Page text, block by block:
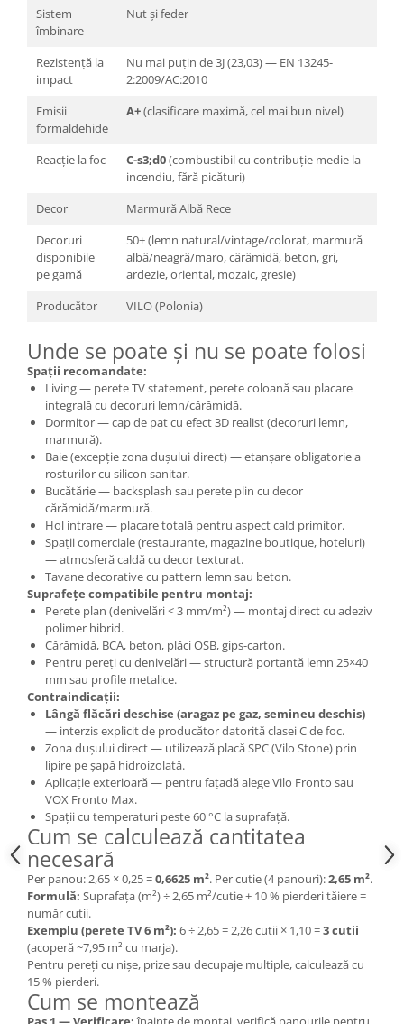
Sistem
îmbinare
Nut și feder
Rezistență la
impact
Nu mai puțin de 3J (23,03) — EN 13245-
2:2009/AC:2010
Emisii
formaldehide
A+(clasificare maximă, cel mai bun nivel)
Reacție la foc C-s3;d0(combustibil cu contribuție medie la
incendiu, fără picături)
Decor
Marmură Albă Rece
Decoruri
disponibile
pe gamă
50+ (lemn natural/vintage/colorat, marmură
albă/neagră/maro, cărămidă, beton, gri,
ardezie, oriental, mozaic, gresie)
Producător
VILO (Polonia)
Unde se poate și nu se poate folosi
Spații recomandate:
Living — perete TV statement, perete coloană sau placare
integrală cu decoruri lemn/cărămidă.
Dormitor — cap de pat cu efect 3D realist (decoruri lemn,
marmură).
Baie (excepție zona dușului direct) — etanșare obligatorie a
rosturilor cu silicon sanitar.
Bucătărie — backsplash sau perete plin cu decor
cărămidă/marmură.
Hol intrare — placare totală pentru aspect cald primitor.
Spații comerciale (restaurante, magazine boutique, hoteluri)
— atmosferă caldă cu decor texturat.
Tavane decorative cu pattern lemn sau beton.
Suprafețe compatibile pentru montaj:
Perete plan (denivelări < 3 mm/m²) — montaj direct cu adeziv
polimer hibrid.
Cărămidă, BCA, beton, plăci OSB, gips-carton.
Pentru pereți cu denivelări — structură portantă lemn 25×40
mm sau profile metalice.
Contraindicații:
Lângă flăcări deschise (aragaz pe gaz, semineu deschis)
— interzis explicit de producător datorită clasei C de foc.
Zona dușului direct — utilizează placă SPC (Vilo Stone) prin
lipire pe șapă hidroizolată.
Aplicație exterioară — pentru fațadă alege Vilo Fronto sau
VOX Fronto Max.
Spații cu temperaturi peste 60 °C la suprafață.
Cum se calculează cantitatea
necesară
Per panou: 2,65 × 0,25 =0,6625 m². Per cutie (4 panouri):2,65 m².
Formulă: Suprafața (m²) ÷ 2,65 m²/cutie + 10 % pierderi tăiere =
număr cutii.
Exemplu (perete TV 6 m²): 6 ÷ 2,65 = 2,26 cutii × 1,10 =3 cutii
(acoperă ~7,95 m² cu marja).
Pentru pereți cu nișe, prize sau decupaje multiple, calculează cu
15 % pierderi.
Cum se montează